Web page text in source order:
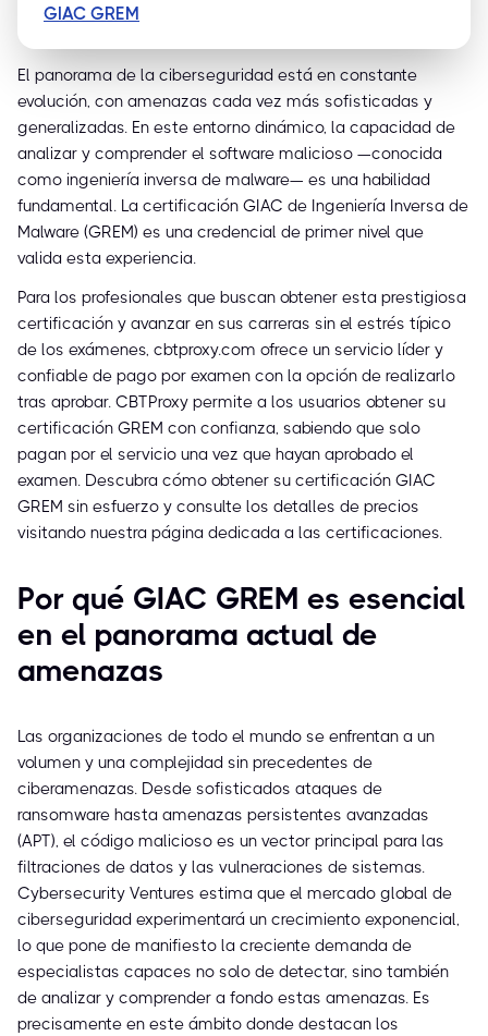
GIAC GREM
El panorama de la ciberseguridad está en constante
evolución, con amenazas cada vez más sofisticadas y
generalizadas. En este entorno dinámico, la capacidad de
analizar y comprender el software malicioso —conocida
como ingeniería inversa de malware— es una habilidad
fundamental. La certificación GIAC de Ingeniería Inversa de
Malware (GREM) es una credencial de primer nivel que
valida esta experiencia.
Para los profesionales que buscan obtener esta prestigiosa
certificación y avanzar en sus carreras sin el estrés típico
de los exámenes, cbtproxy.com ofrece un servicio líder y
confiable de pago por examen con la opción de realizarlo
tras aprobar. CBTProxy permite a los usuarios obtener su
certificación GREM con confianza, sabiendo que solo
pagan por el servicio una vez que hayan aprobado el
examen. Descubra cómo obtener su certificación GIAC
GREM sin esfuerzo y consulte los detalles de precios
visitando nuestra página dedicada a las certificaciones.
Por qué GIAC GREM es esencial
en el panorama actual de
amenazas
Las organizaciones de todo el mundo se enfrentan a un
volumen y una complejidad sin precedentes de
ciberamenazas. Desde sofisticados ataques de
ransomware hasta amenazas persistentes avanzadas
(APT), el código malicioso es un vector principal para las
filtraciones de datos y las vulneraciones de sistemas.
Cybersecurity Ventures estima que el mercado global de
ciberseguridad experimentará un crecimiento exponencial,
lo que pone de manifiesto la creciente demanda de
especialistas capaces no solo de detectar, sino también
de analizar y comprender a fondo estas amenazas. Es
precisamente en este ámbito donde destacan los